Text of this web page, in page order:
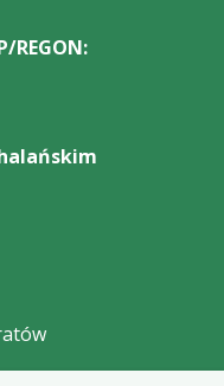
REGON: